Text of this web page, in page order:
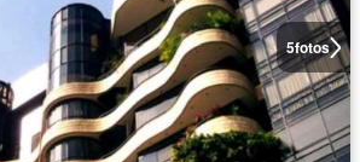
5fotos